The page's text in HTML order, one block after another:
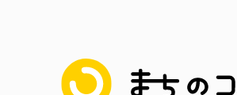
まちのコイン